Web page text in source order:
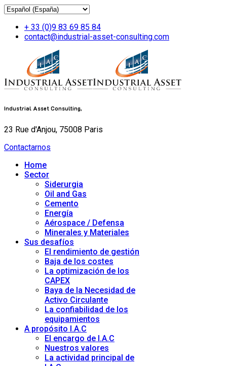
+ 33 (0)9 83 69 85 84
contact@industrial-asset-consulting.com
Industrial Asset Consulting,
23 Rue d'Anjou, 75008 Paris
Contactarnos
Home
Sector
Siderurgia
Oil and Gas
Cemento
Energía
Aérospace / Defensa
Minerales y Materiales
Sus desafíos
El rendimiento de gestión
Baja de los costes
La optimización de los
CAPEX
Baya de la Necesidad de
Activo Circulante
La confiabilidad de los
equipamientos
A propósito I.A.C
El encargo de I.A.C
Nuestros valores
La actividad principal de